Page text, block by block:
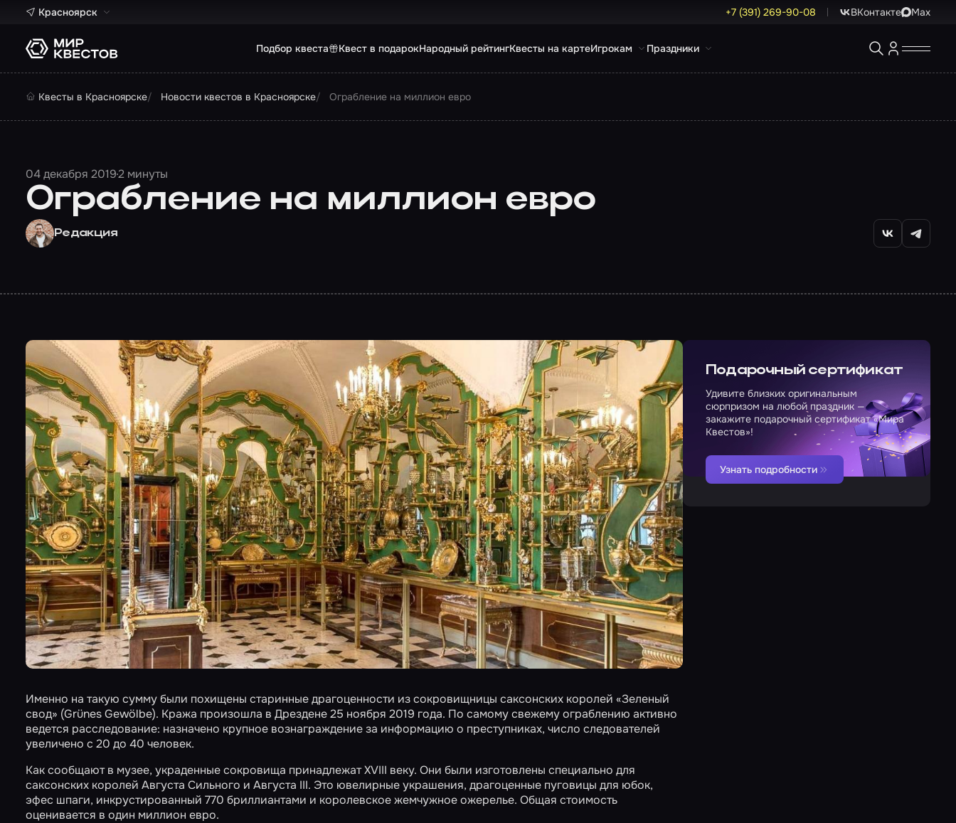
Красноярск +7 (391) 269-90-08 ВКонтакте Max
Подбор квеста Квест в подарокНародный рейтингКвесты на картеИгрокам Праздники
Квесты в Красноярске Новости квестов в Красноярске Ограбление на миллион евро
04 декабря 20192 минуты
Ограбление на миллион евро
Редакция
Именно на такую сумму были похищены старинные драгоценности из сокровищницы саксонских королей «Зеленый
свод» (Grünes Gewölbe). Кража произошла в Дрездене 25 ноября 2019 года. По самому свежему ограблению активно
ведется расследование: назначено крупное вознаграждение за информацию о преступниках, число следователей
увеличено с 20 до 40 человек.
Как сообщают в музее, украденные сокровища принадлежат XVIII веку. Они были изготовлены специально для
саксонских королей Августа Сильного и Августа III. Это ювелирные украшения, драгоценные пуговицы для юбок,
эфес шпаги, инкрустированный 770 бриллиантами и королевское жемчужное ожерелье. Общая стоимость
оценивается в один миллион евро.
Подарочный сертификат
Удивите близких оригинальным
сюрпризом на любой праздник —
закажите подарочный сертификат «Мира
Квестов»!
Узнать подробности